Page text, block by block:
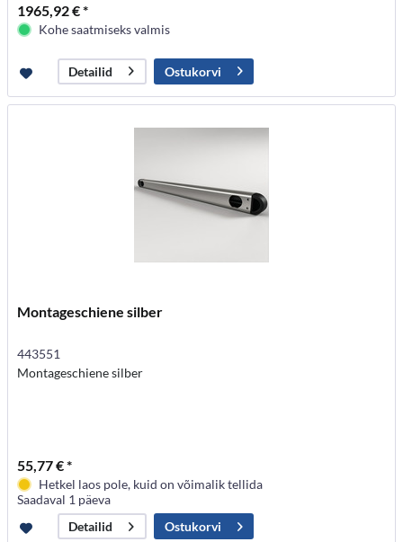
1965,92 € *
Kohe saatmiseks valmis
Detailid Ostukorvi
Montageschiene silber
443551
Montageschiene silber
55,77 € *
Hetkel laos pole, kuid on võimalik tellida
Saadaval 1 päeva
Detailid
Ostukorvi